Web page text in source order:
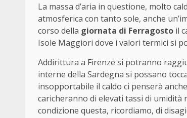
La massa d’aria in questione, molto
atmosferica con tanto sole, anche
corso della giornata di Ferragosto il
Isole Maggiori dove i valori termici si
Addirittura a Firenze si potranno
interne della Sardegna si possano
insopportabile il caldo ci penserà anche
caricheranno di elevati tassi di
condizione questa, ricordiamo, di